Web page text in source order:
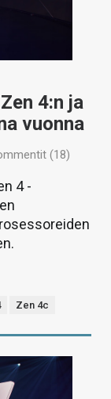
4:n ja
vuonna
(18)
4 -
Zen 4c